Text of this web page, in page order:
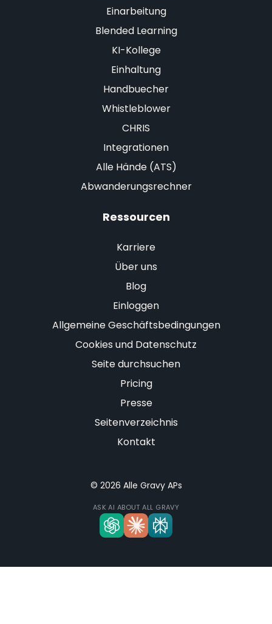
Einarbeitung
Blended Learning
KI-Kollege
Einhaltung
Handbuecher
Whistleblower
CHRIS
Integrationen
Alle Hände (ATS)
Abwanderungsrechner
Ressourcen
Karriere
Über uns
Blog
Einloggen
Allgemeine Geschäftsbedingungen
Cookies und Datenschutz
Seite durchsuchen
Pricing
Presse
Seitenverzeichnis
Kontakt
© 2026 Alle Gravy APs
ASK AI ABOUT ALL GRAVY